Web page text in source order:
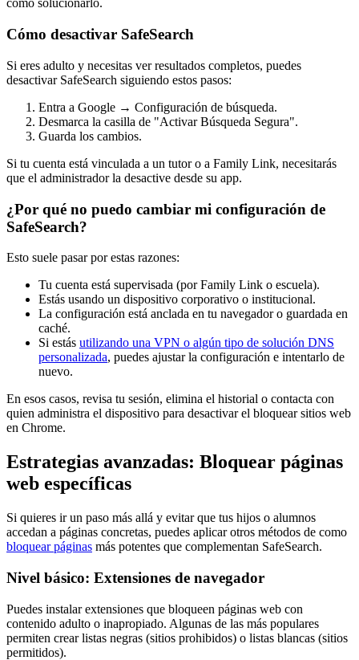
cómo solucionarlo.
Cómo desactivar SafeSearch
Si eres adulto y necesitas ver resultados completos, puedes
desactivar SafeSearch siguiendo estos pasos:
Entra a Google → Configuración de búsqueda.
Desmarca la casilla de "Activar Búsqueda Segura".
Guarda los cambios.
Si tu cuenta está vinculada a un tutor o a Family Link, necesitarás
que el administrador la desactive desde su app.
¿Por qué no puedo cambiar mi configuración de
SafeSearch?
Esto suele pasar por estas razones:
Tu cuenta está supervisada (por Family Link o escuela).
Estás usando un dispositivo corporativo o institucional.
La configuración está anclada en tu navegador o guardada en
caché.
Si estás utilizando una VPN o algún tipo de solución DNS
personalizada, puedes ajustar la configuración e intentarlo de
nuevo.
En esos casos, revisa tu sesión, elimina el historial o contacta con
quien administra el dispositivo para desactivar el bloquear sitios web
en Chrome.
Estrategias avanzadas: Bloquear páginas
web específicas
Si quieres ir un paso más allá y evitar que tus hijos o alumnos
accedan a páginas concretas, puedes aplicar otros métodos de como
bloquear páginas más potentes que complementan SafeSearch.
Nivel básico: Extensiones de navegador
Puedes instalar extensiones que bloqueen páginas web con
contenido adulto o inapropiado. Algunas de las más populares
permiten crear listas negras (sitios prohibidos) o listas blancas (sitios
permitidos).